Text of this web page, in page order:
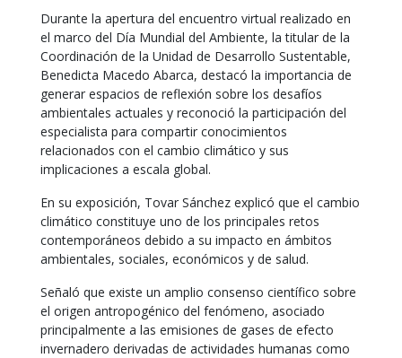
Durante la apertura del encuentro virtual realizado en
el marco del Día Mundial del Ambiente, la titular de la
Coordinación de la Unidad de Desarrollo Sustentable,
Benedicta Macedo Abarca, destacó la importancia de
generar espacios de reflexión sobre los desafíos
ambientales actuales y reconoció la participación del
especialista para compartir conocimientos
relacionados con el cambio climático y sus
implicaciones a escala global.
En su exposición, Tovar Sánchez explicó que el cambio
climático constituye uno de los principales retos
contemporáneos debido a su impacto en ámbitos
ambientales, sociales, económicos y de salud.
Señaló que existe un amplio consenso científico sobre
el origen antropogénico del fenómeno, asociado
principalmente a las emisiones de gases de efecto
invernadero derivadas de actividades humanas como